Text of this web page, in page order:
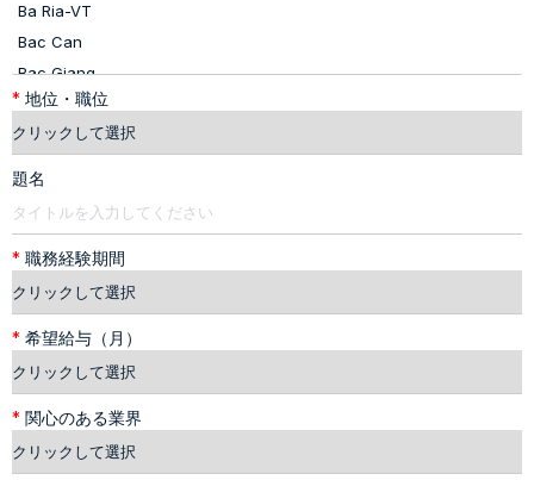
* 地位・職位
題名
* 職務経験期間
* 希望給与（月）
* 関心のある業界